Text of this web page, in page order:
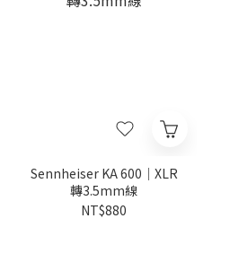
Sennheiser KA 600｜XLR
轉3.5mm線
NT$880